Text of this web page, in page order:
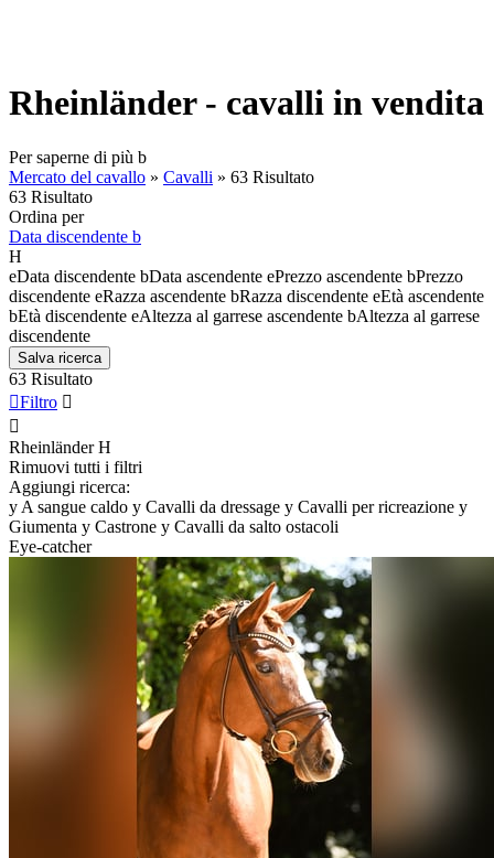
Rheinländer - cavalli in vendita
Per saperne di più b
Mercato del cavallo » Cavalli » 63 Risultato
63 Risultato
Ordina per
Data discendente b
H
eData discendente bData ascendente ePrezzo ascendente bPrezzo
discendente eRazza ascendente bRazza discendente eEtà ascendente
bEtà discendente eAltezza al garrese ascendente bAltezza al garrese
discendente
Salva ricerca
63 Risultato
Filtro 

Rheinländer H
Rimuovi tutti i filtri
Aggiungi ricerca:
y A sangue caldo y Cavalli da dressage y Cavalli per ricreazione y
Giumenta y Castrone y Cavalli da salto ostacoli
Eye-catcher